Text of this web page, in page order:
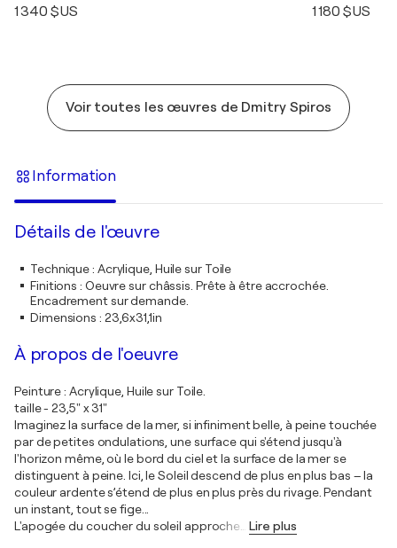
1 340 $US 1 180 $US
Voir toutes les œuvres de Dmitry Spiros
Information
Détails de l'œuvre
Technique: Acrylique, Huile sur Toile
Finitions : Oeuvre sur châssis. Prête à être accrochée.
Encadrement sur demande.
Dimensions : 23,6x31,1in
À propos de l'oeuvre
Peinture : Acrylique, Huile sur Toile.
taille - 23,5" x 31"
Imaginez la surface de la mer, si infiniment belle, à peine touchée
par de petites ondulations, une surface qui s'étend jusqu'à
l'horizon même, où le bord du ciel et la surface de la mer se
distinguent à peine. Ici, le Soleil descend de plus en plus bas – la
couleur ardente s’étend de plus en plus près du rivage. Pendant
un instant, tout se fige...
L'apogée du coucher du soleil approche
Lire plus